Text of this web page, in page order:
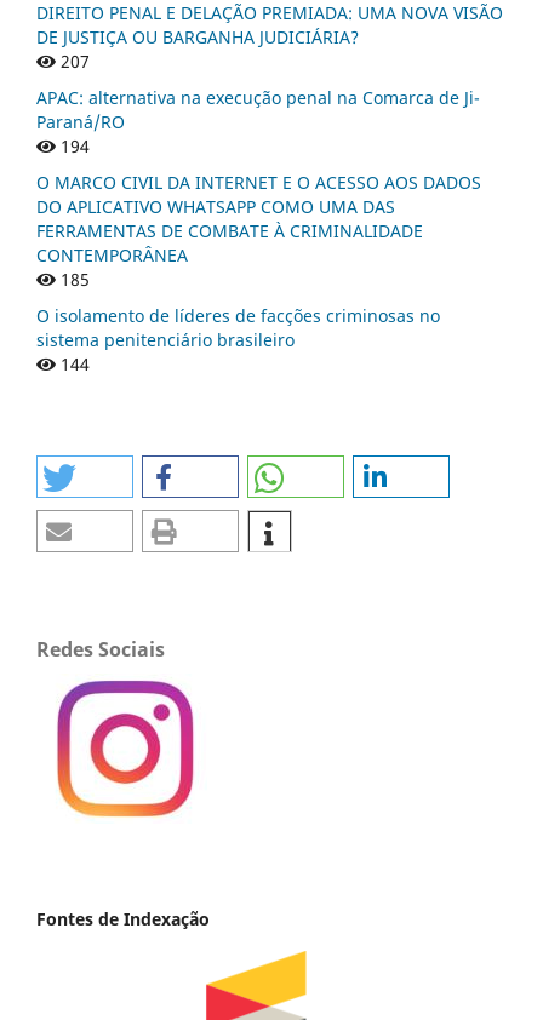
DIREITO PENAL E DELAÇÃO PREMIADA: UMA NOVA VISÃO
DE JUSTIÇA OU BARGANHA JUDICIÁRIA?
207
APAC: alternativa na execução penal na Comarca de Ji-
Paraná/RO
194
O MARCO CIVIL DA INTERNET E O ACESSO AOS DADOS
DO APLICATIVO WHATSAPP COMO UMA DAS
FERRAMENTAS DE COMBATE À CRIMINALIDADE
CONTEMPORÂNEA
185
O isolamento de líderes de facções criminosas no
sistema penitenciário brasileiro
144
Redes Sociais
Fontes de Indexação